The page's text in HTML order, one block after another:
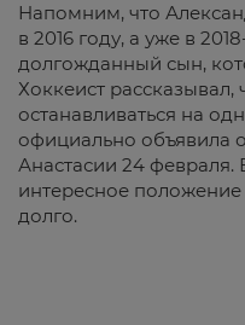
Напомним, что
в 2016 году, а уже в
долгожданный сын,
Хоккеист рассказывал,
останавливаться на
официально объявила
Анастасии 24 февраля.
интересное
долго.